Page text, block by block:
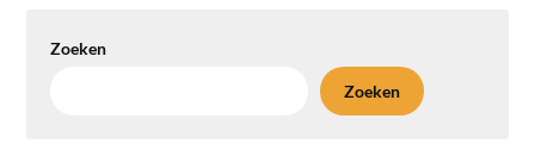
Zoeken
Zoeken